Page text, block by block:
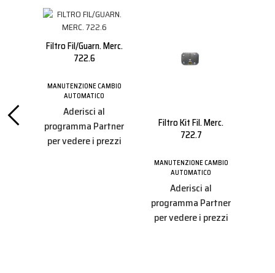
Filtro Fil/guarn. Merc.
722.6
MANUTENZIONE CAMBIO
AUTOMATICO
Aderisci al
programma Partner
per vedere i prezzi
Filtro Kit Fil. Merc.
722.7
MANUTENZIONE CAMBIO
AUTOMATICO
Aderisci al
programma Partner
per vedere i prezzi